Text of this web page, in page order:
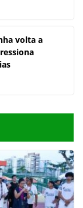
volta a